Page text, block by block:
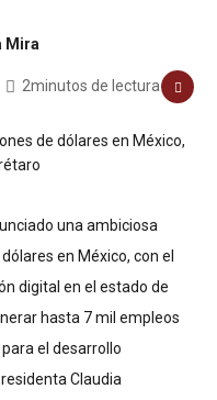
Mira
2minutos de lectura
una ambiciosa
en México, con el
digital en el estado de
hasta 7 mil empleos
el desarrollo
Claudia